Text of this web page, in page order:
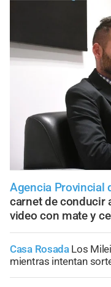
Agencia Provincial
carnet de conducir
video con mate y
Casa Rosada Los
mientras intentan